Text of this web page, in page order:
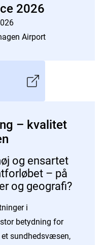
2026
Airport
– kvalitet
og ensartet
– på
og geografi?
i
betydning for
sundhedsvæsen,